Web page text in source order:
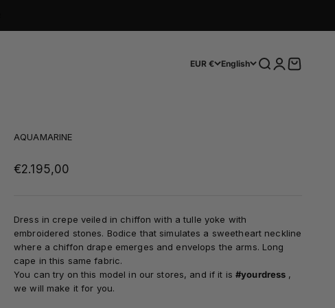
EUR € English SearchLoginCart
AQUAMARINE
Sale price
€2.195,00
Dress in crepe veiled in chiffon with a tulle yoke with
embroidered stones. Bodice that simulates a sweetheart neckline
where a chiffon drape emerges and envelops the arms. Long
cape in this same fabric.
You can try on this model in our stores, and if it is #yourdress ,
we will make it for you.